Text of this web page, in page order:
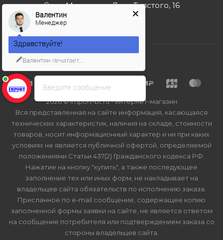
г. Москва, ул. Льва Толстого, 16
2026 © Import-bt.ru - интернет-магазин
Вся представленная на сайте информация, касающаяся
технических характеристик, наличия на складе, стоимости
товаров, носит информационный характер и ни при каких
условиях не является публичной офертой, определяемой
положениями Статьи 437(2) Гражданского кодекса РФ.
Нажатие на кнопку "купить", а также последующее
заполнение тех или иных форм, не накладывает на
владельцев сайта обязательств по исполнению заказа.
Присланное по e-mail сообщение, содержащее копию
заполненной формы заявки на сайте, не является ответом
на сообщение потребителя или подтверждением заказа со
стороны владельцев сайта.
Введите сообщение
Валентин
Менеджер
Здравствуйте!
Валентин печатает...